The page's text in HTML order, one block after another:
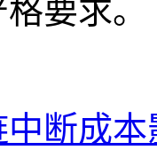
要求。
中断成